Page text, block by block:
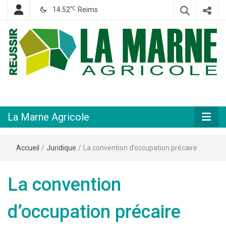
14.52℃ Reims
Agricole
La Marne Agricole
Accueil / Juridique / La convention d’occupation précaire
La convention
d’occupation précaire